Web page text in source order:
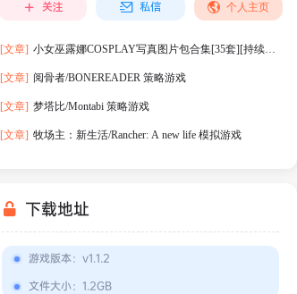
关注 私信 个人主页
[文章] 小女巫露娜COSPLAY写真图片包合集[35套][持续更
[文章] 阅骨者/BONEREADER 策略游戏
[文章] 梦塔比/Montabi 策略游戏
[文章] 牧场主：新生活/Rancher: A new life 模拟游戏
下载地址
游戏版本： v1.1.2
文件大小： 1.2GB